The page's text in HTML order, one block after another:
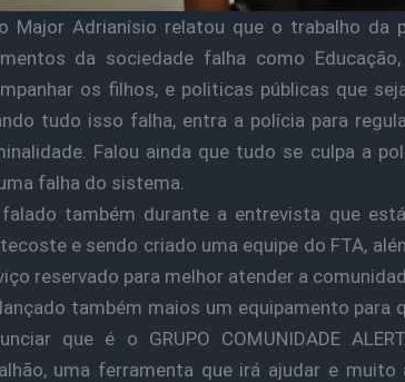
Major Adrianísio relatou que o trabalho da
da sociedade falha como
os filhos, e politicas públicas que
tudo isso falha, entra a polícia para
Falou ainda que tudo se culpa a
falha do sistema.
também durante a entrevista que
e sendo criado uma equipe do FTA,
reservado para melhor atender a
também maios um equipamento para
que é o GRUPO COMUNIDADE
uma ferramenta que irá ajudar e muito